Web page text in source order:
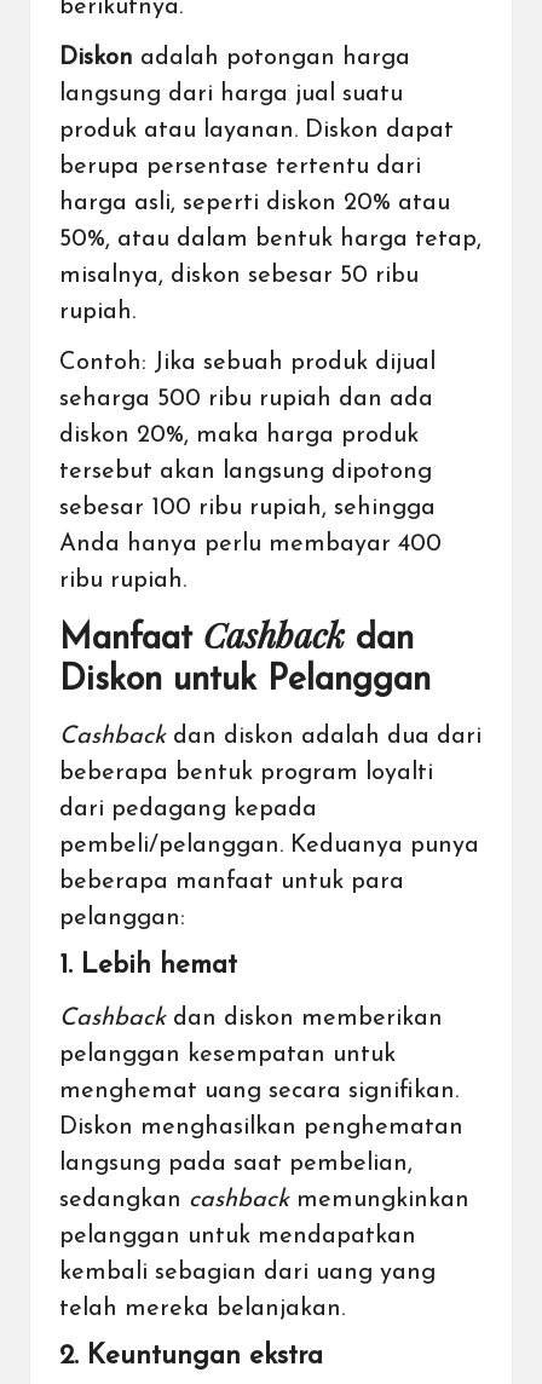
berikutnya.
Diskon adalah potongan harga
langsung dari harga jual suatu
produk atau layanan. Diskon dapat
berupa persentase tertentu dari
harga asli, seperti diskon 20% atau
50%, atau dalam bentuk harga tetap,
misalnya, diskon sebesar 50 ribu
rupiah.
Contoh: Jika sebuah produk dijual
seharga 500 ribu rupiah dan ada
diskon 20%, maka harga produk
tersebut akan langsung dipotong
sebesar 100 ribu rupiah, sehingga
Anda hanya perlu membayar 400
ribu rupiah.
Manfaat Cashbackdan
Diskon untuk Pelanggan
Cashbackdan diskon adalah dua dari
beberapa bentuk program loyalti
dari pedagang kepada
pembeli/pelanggan. Keduanya punya
beberapa manfaat untuk para
pelanggan:
1. Lebih hemat
Cashbackdan diskon memberikan
pelanggan kesempatan untuk
menghemat uang secara signifikan.
Diskon menghasilkan penghematan
langsung pada saat pembelian,
sedangkan cashback memungkinkan
pelanggan untuk mendapatkan
kembali sebagian dari uang yang
telah mereka belanjakan.
2. Keuntungan ekstra